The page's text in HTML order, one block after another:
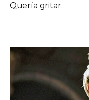
Quería gritar.